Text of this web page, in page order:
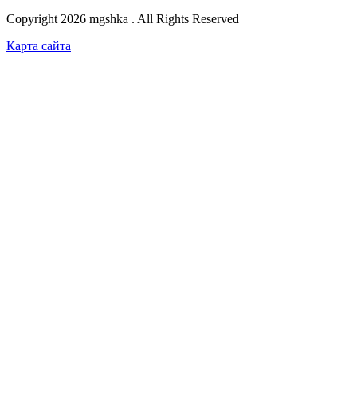
Copyright 2026 mgshka . All Rights Reserved
Карта сайта